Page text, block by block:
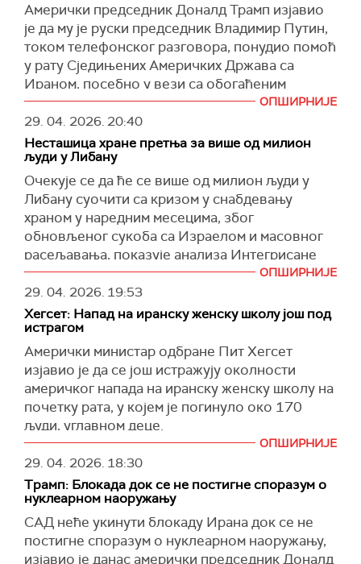
Амерички председник Доналд Трамп изјавио
је да му је руски председник Владимир Путин,
током телефонског разговора, понудио помоћ
у рату Сједињених Америчких Држава са
Ираном, посебно у вези са обогаћеним
уранијумом.
"Желео би да помогне. Рекао сам, пре него
што ми помогнете, желим да окончам ваш рат
(у Украјини)", рекао је Трамп за Си-Ен-Ен.
Поводом његове намере да САД из Ирана
изнесу залихе обогаћеног уранијума те земље,
Трамп је навео да му је Путин у разговору
рекао да би желео да буде у укључен у питања
"Може нам помоћи да га добијемо", рекао је
Трамп.
Москва је раније предложила да преузме
контролу над иранским залихама обогаћеног
уранијума.
Трамп данас није експлицитно искључио
могућност да Иран испоручује свој уранијум
Русији, али је сугерисао да је више
заинтересован за решавање рата у Украјини.
"Познајем га дуго (Путина). Мислим да је био
спреман да склопи договор пре неког
времена. Мислим да су му неки људи отежали
да склопи договор", закључио је Трамп.
ОПШИРНИЈЕ
29. 04. 2026.20:40
Несташица хране претња за више од милион
људи у Либану
Очекује се да ће се више од милион људи у
Либану суочити са кризом у снабдевању
храном у наредним месецима, због
обновљеног сукоба са Израелом и масовног
расељавања, показује анализа Интегрисане
фазе класификације безбедности хране (IPC).
Анализа IPC показује да 1,24 милиона људи у
Либану неће бити у могућности да редовно
задовољава основне потребе за храном и да
ће бити приморани да смање квалитет и
количину конзумиране хране.
(Ројтерс)
ОПШИРНИЈЕ
29. 04. 2026. 19:53
Хегсет: Напад на иранску женску школу још под
истрагом
Амерички министар одбране Пит Хегсет
изјавио је да се још истражују околности
америчког напада на иранску женску школу на
почетку рата, у којем је погинуло око 170
људи, углавном деце.
Хегсет је, одговарајући на питања чланова
Одбора за оружане снаге Представничког
дома Америчког конгреса, рекао да је
"несрећна ситуација и даље под истрагом".
(Си-Би-Ес)
ОПШИРНИЈЕ
29. 04. 2026. 18:30
Трамп: Блокада док се не постигне споразум о
нуклеарном наоружању
САД неће укинути блокаду Ирана док се не
постигне споразум о нуклеарном наоружању,
изјавио је данас амерички председник Доналд